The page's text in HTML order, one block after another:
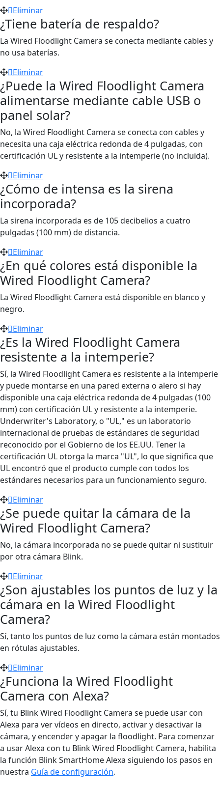
Eliminar
¿Tiene batería de respaldo?
La Wired Floodlight Camera se conecta mediante cables y
no usa baterías.
Eliminar
¿Puede la Wired Floodlight Camera
alimentarse mediante cable USB o
panel solar?
No, la Wired Floodlight Camera se conecta con cables y
necesita una caja eléctrica redonda de 4 pulgadas, con
certificación UL y resistente a la intemperie (no incluida).
Eliminar
¿Cómo de intensa es la sirena
incorporada?
La sirena incorporada es de 105 decibelios a cuatro
pulgadas (100 mm) de distancia.
Eliminar
¿En qué colores está disponible la
Wired Floodlight Camera?
La Wired Floodlight Camera está disponible en blanco y
negro.
Eliminar
¿Es la Wired Floodlight Camera
resistente a la intemperie?
Sí, la Wired Floodlight Camera es resistente a la intemperie
y puede montarse en una pared externa o alero si hay
disponible una caja eléctrica redonda de 4 pulgadas (100
mm) con certificación UL y resistente a la intemperie.
Underwriter's Laboratory, o "UL," es un laboratorio
internacional de pruebas de estándares de seguridad
reconocido por el Gobierno de los EE.UU. Tener la
certificación UL otorga la marca "UL", lo que significa que
UL encontró que el producto cumple con todos los
estándares necesarios para un funcionamiento seguro.
Eliminar
¿Se puede quitar la cámara de la
Wired Floodlight Camera?
No, la cámara incorporada no se puede quitar ni sustituir
por otra cámara Blink.
Eliminar
¿Son ajustables los puntos de luz y la
cámara en la Wired Floodlight
Camera?
Sí, tanto los puntos de luz como la cámara están montados
en rótulas ajustables.
Eliminar
¿Funciona la Wired Floodlight
Camera con Alexa?
Sí, tu Blink Wired Floodlight Camera se puede usar con
Alexa para ver vídeos en directo, activar y desactivar la
cámara, y encender y apagar la floodlight. Para comenzar
a usar Alexa con tu Blink Wired Floodlight Camera, habilita
la función Blink SmartHome Alexa siguiendo los pasos en
nuestra Guía de configuración.